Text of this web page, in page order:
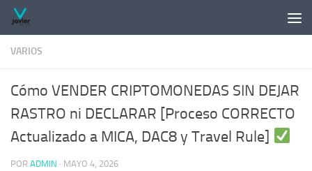
Saltar al contenido
VARIOS
Cómo VENDER CRIPTOMONEDAS SIN DEJAR
RASTRO ni DECLARAR [Proceso CORRECTO
Actualizado a MICA, DAC8 y Travel Rule]
POR ADMIN · MAYO 4, 2026